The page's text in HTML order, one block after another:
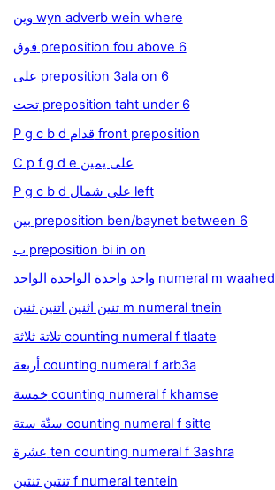
وين wyn adverb wein where
فوق preposition fou above 6
على preposition 3ala on 6
تحت preposition taht under 6
P g c b d قدام front preposition
C p f g d e على يمين
P g c b d على شمال left
بين preposition ben/baynet between 6
ب preposition bi in on
واحد واحدة الواحدة الواحد numeral m waahed
تنين اثنين اتنين ثنين m numeral tnein
تلاتة ثلاثة counting numeral f tlaate
أربعة counting numeral f arb3a
خمسة counting numeral f khamse
ستّة ستة counting numeral f sitte
عشرة ten counting numeral f 3ashra
تنتين ثنثين f numeral tentein